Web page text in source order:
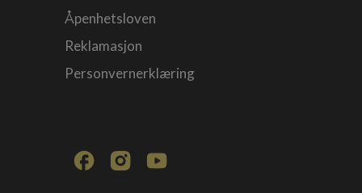
Åpenhetsloven
Reklamasjon
Personvernerklæring